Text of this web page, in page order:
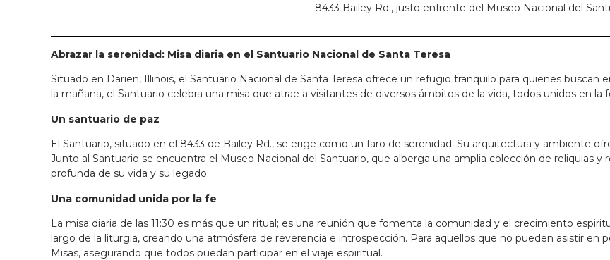
8433 Bailey Rd., justo enfrente del Museo Nacional del
Abrazar la serenidad: Misa diaria en el Santuario Nacional de Santa Teresa
Situado en Darien, Illinois, el Santuario Nacional de Santa Teresa ofrece un refugio tranquilo para quienes buscan
la mañana, el Santuario celebra una misa que atrae a visitantes de diversos ámbitos de la vida, todos unidos en la
Un santuario de paz
El Santuario, situado en el 8433 de Bailey Rd., se erige como un faro de serenidad. Su arquitectura y ambiente
Junto al Santuario se encuentra el Museo Nacional del Santuario, que alberga una amplia colección de reliquias y
profunda de su vida y su legado.
Una comunidad unida por la fe
La misa diaria de las 11:30 es más que un ritual; es una reunión que fomenta la comunidad y el crecimiento
largo de la liturgia, creando una atmósfera de reverencia e introspección. Para aquellos que no pueden asistir en
Misas, asegurando que todos puedan participar en el viaje espiritual.